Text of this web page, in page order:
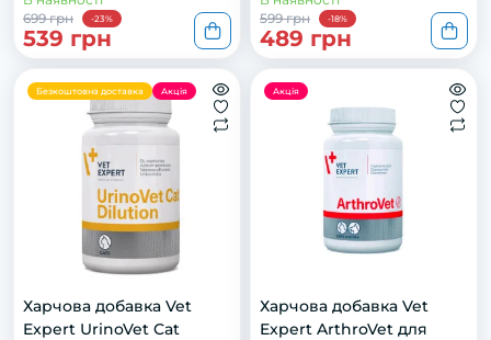
699 грн
-23%
539 грн
599 грн
-18%
489 грн
Безкоштовна доставка Акція
Харчова добавка Vet
Expert UrinoVet Cat
Акція
Харчова добавка Vet
Expert ArthroVet для